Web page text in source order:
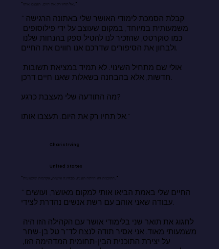
"אל תחיו רק את היום. תעצבו אותו."
"קבלת הסמכת לימודי האושר שלי באתונה הרגישה
ולבחון את הסיפורים שדרכם אנו חווים את החיים.
אולי שם מתחיל השינוי. לא תמיד במציאת תשובות
חדשות, אלא בהבחנה בשאלות שאנו חיים דרכן.
מה התודעה שלי מעצבת כרגע?
אל תחיו רק את היום. תעצבו אותו."
Charis Irving
United States
"התוכנית הזו הייתה תענוג, מבחינה אישית, אקדמית ומקצועית."
"החיים שלי באמת הביאו אותי למקום מאושר, ועושים
עבודה שאני אוהב עם רשת אנשים נהדרת לצידי.
משמעותי מאוד. אני אסיר תודה לנצח לד"ר טל בן-שחר